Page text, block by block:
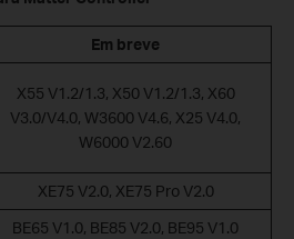
Em breve
X55 V1.2/1.3, X50 V1.2/1.3, X60
V3.0/V4.0, W3600 V4.6, X25 V4.0,
W6000 V2.60
XE75 V2.0, XE75 Pro V2.0
BE65 V1.0, BE85 V2.0, BE95 V1.0